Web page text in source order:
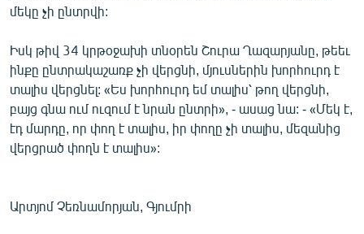
«Ազատության» բոլոր կայքերը
մեկը չի ընտրվի:
Իսկ թիվ 34 կրթօջախի տնօրեն Շուրա Ղազարյանը, թեեւ
ինքը ընտրակաշառք չի վերցնի, մյուսներին խորհուրդ է
տալիս վերցնել: «Ես խորհուրդ եմ տալիս՝ թող վերցնի,
բայց գնա ում ուզում է նրան ընտրի», - ասաց նա: - «Մեկ է,
էդ մարդը, որ փող է տալիս, իր փողը չի տալիս, մեզանից
վերցրած փողն է տալիս»:
Արտյոմ Չեռնամորյան, Գյումրի